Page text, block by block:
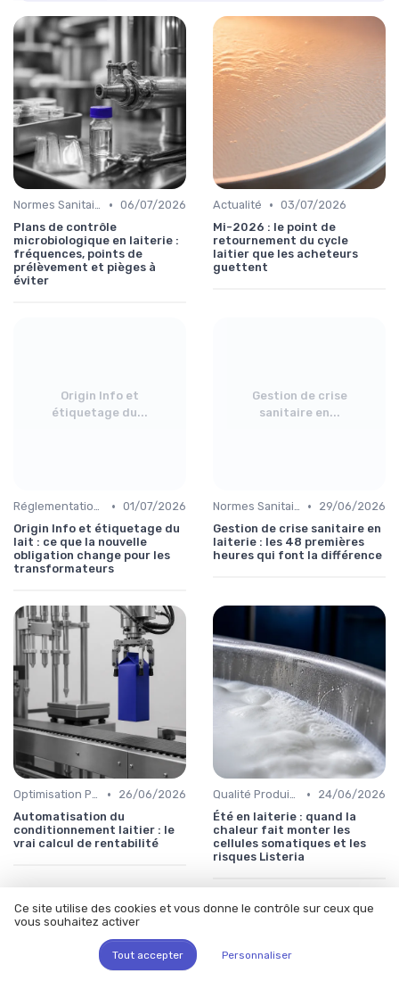
Normes Sanitaires • 06/07/2026
Plans de contrôle
microbiologique en laiterie :
fréquences, points de
prélèvement et pièges à
éviter
Actualité • 03/07/2026
Mi-2026 : le point de
retournement du cycle
laitier que les acheteurs
guettent
Origin Info et
étiquetage du...
Réglementations & Conformité • 01/07/2026
Origin Info et étiquetage du
lait : ce que la nouvelle
obligation change pour les
transformateurs
Gestion de crise
sanitaire en...
Normes Sanitaires •
29/06/2026
Gestion de crise sanitaire en
laiterie : les 48 premières
heures qui font la différence
Optimisation Production •
26/06/2026
Automatisation du
conditionnement laitier : le
vrai calcul de rentabilité
Qualité Produits •
24/06/2026
Été en laiterie : quand la
chaleur fait monter les
cellules somatiques et les
risques Listeria
Ce site utilise des cookies et vous donne le contrôle sur ceux que
vous souhaitez activer
Tout accepter Personnaliser